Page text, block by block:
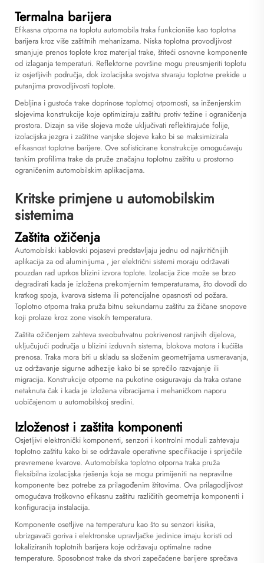
Termalna barijera
Efikasna otporna na toplotu automobila traka funkcioniše kao toplotna
barijera kroz više zaštitnih mehanizama. Niska toplotna provodljivost
smanjuje prenos toplote kroz materijal trake, štiteći osnovne komponente
od izlaganja temperaturi. Reflektorne površine mogu preusmjeriti toplotu
iz osjetljivih područja, dok izolacijska svojstva stvaraju toplotne prekide u
putanjima provodljivosti toplote.
Debljina i gustoća trake doprinose toplotnoj otpornosti, sa inženjerskim
slojevima konstrukcije koje optimiziraju zaštitu protiv težine i ograničenja
prostora. Dizajn sa više slojeva može uključivati reflektirajuće folije,
izolacijska jezgra i zaštitne vanjske slojeve kako bi se maksimizirala
efikasnost toplotne barijere. Ove sofisticirane konstrukcije omogućavaju
tankim profilima trake da pruže značajnu toplotnu zaštitu u prostorno
ograničenim automobilskim aplikacijama.
Kritske primjene u automobilskim
sistemima
Zaštita ožičenja
Automobilski kablovski pojasevi predstavljaju jednu od najkritičnijih
aplikacija za od aluminijuma , jer električni sistemi moraju održavati
pouzdan rad uprkos blizini izvora toplote. Izolacija žice može se brzo
degradirati kada je izložena prekomjernim temperaturama, što dovodi do
kratkog spoja, kvarova sistema ili potencijalne opasnosti od požara.
Toplotno otporna traka pruža bitnu sekundarnu zaštitu za žičane snopove
koji prolaze kroz zone visokih temperatura.
Zaštita ožičenjem zahteva sveobuhvatnu pokrivenost ranjivih dijelova,
uključujući područja u blizini izduvnih sistema, blokova motora i kućišta
prenosa. Traka mora biti u skladu sa složenim geometrijama usmeravanja,
uz održavanje sigurne adhezije kako bi se sprečilo razvajanje ili
migracija. Konstrukcije otporne na pukotine osiguravaju da traka ostane
netaknuta čak i kada je izložena vibracijama i mehaničkom naporu
uobičajenom u automobilskoj sredini.
Izloženost i zaštita komponenti
Osjetljivi elektronički komponenti, senzori i kontrolni moduli zahtevaju
toplotno zaštitu kako bi se održavale operativne specifikacije i spriječile
prevremene kvarove. Automobilska toplotno otporna traka pruža
fleksibilna izolacijska rješenja koja se mogu primijeniti na nepravilne
komponente bez potrebe za prilagođenim štitovima. Ova prilagodljivost
omogućava troškovno efikasnu zaštitu različitih geometrija komponenti i
konfiguracija instalacija.
Komponente osetljive na temperaturu kao što su senzori kisika,
ubrizgavači goriva i elektronske upravljačke jedinice imaju koristi od
lokaliziranih toplotnih barijera koje održavaju optimalne radne
temperature. Sposobnost trake da stvori zapečaćene barijere sprečava